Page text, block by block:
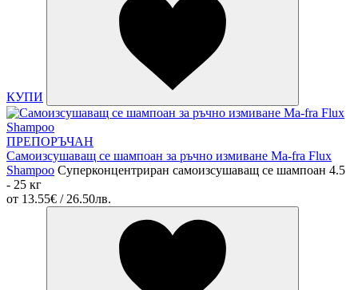
КУПИ
ПРЕПОРЪЧАН
Самоизсушаващ се шампоан за ръчно измиване Ма-fra Flux
Shampoo Суперконцентриран самоизсушаващ се шампоан 4.5
- 25 кг
от 13.55€ / 26.50лв.